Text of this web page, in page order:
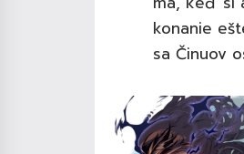
konanie
sa Činuov